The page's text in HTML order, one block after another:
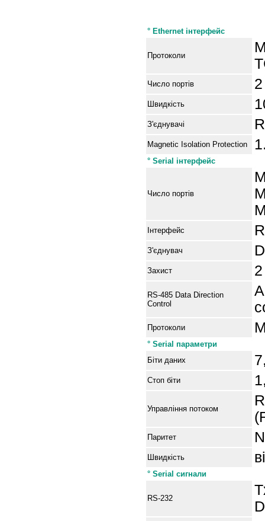
° Ethernet інтерфейс
Протоколи
Число портів
Швидкість
З'єднувачі
Magnetic Isolation Protection
° Serial інтерфейс
Число портів
Інтерфейс
З'єднувач
Захист
RS-485 Data Direction
Control
Протоколи
° Serial параметри
Біти даних
Стоп біти
Управління потоком
Паритет
Швидкість
° Serial сигнали
RS-232